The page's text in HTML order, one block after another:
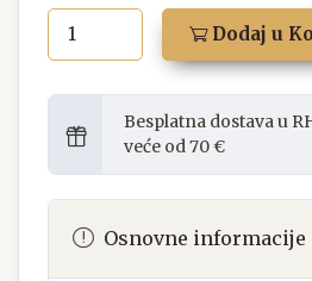
Dodaj u
Besplatna dostava u
veće od 70 €
Osnovne informacije